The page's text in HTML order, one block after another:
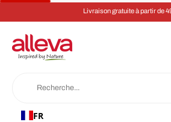
Livraison gratuite à partir de
FR